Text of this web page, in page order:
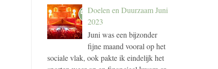
Doelen en Duurzaam Juni
2023
Juni was een bijzonder
fijne maand vooral op het
sociale vlak, ook pakte ik eindelijk het